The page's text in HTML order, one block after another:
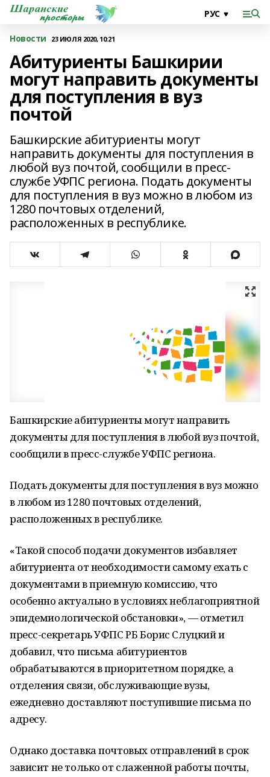
Новости 23 ИЮЛЯ 2020, 10:21
Абитуриенты Башкирии
могут направить документы
для поступления в вуз
почтой
Башкирские абитуриенты могут
направить документы для поступления в
любой вуз почтой, сообщили в пресс-
службе УФПС региона. Подать документы
для поступления в вуз можно в любом из
1280 почтовых отделений,
расположенных в республике.
Башкирские абитуриенты могут направить
документы для поступления в любой вуз почтой,
сообщили в пресс-службе УФПС региона.
Подать документы для поступления в вуз можно
в любом из 1280 почтовых отделений,
расположенных в республике.
«Такой способ подачи документов избавляет
абитуриента от необходимости самому ехать с
документами в приемную комиссию, что
особенно актуально в условиях неблагоприятной
эпидемиологической обстановки», — отметил
пресс-секретарь УФПС РБ Борис Слуцкий и
добавил, что письма абитуриентов
обрабатываются в приоритетном порядке, а
отделения связи, обслуживающие вузы,
ежедневно доставляют поступившие письма по
адресу.
Однако доставка почтовых отправлений в срок
зависит не только от слаженной работы почты,